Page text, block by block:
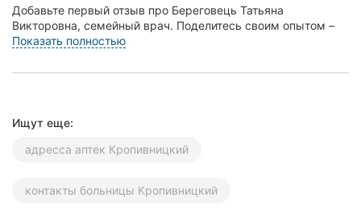
Ивано-
Франковск
Карпаты
Добавьте первый отзыв про Береговець Татьяна
Викторовна, семейный врач. Поделитесь своим опытом –
что Вам понравилось, а что нет! Это поможет другим...
Показать полностью
Ищут еще:
адресса аптек Кропивницкий
контакты больницы Кропивницкий